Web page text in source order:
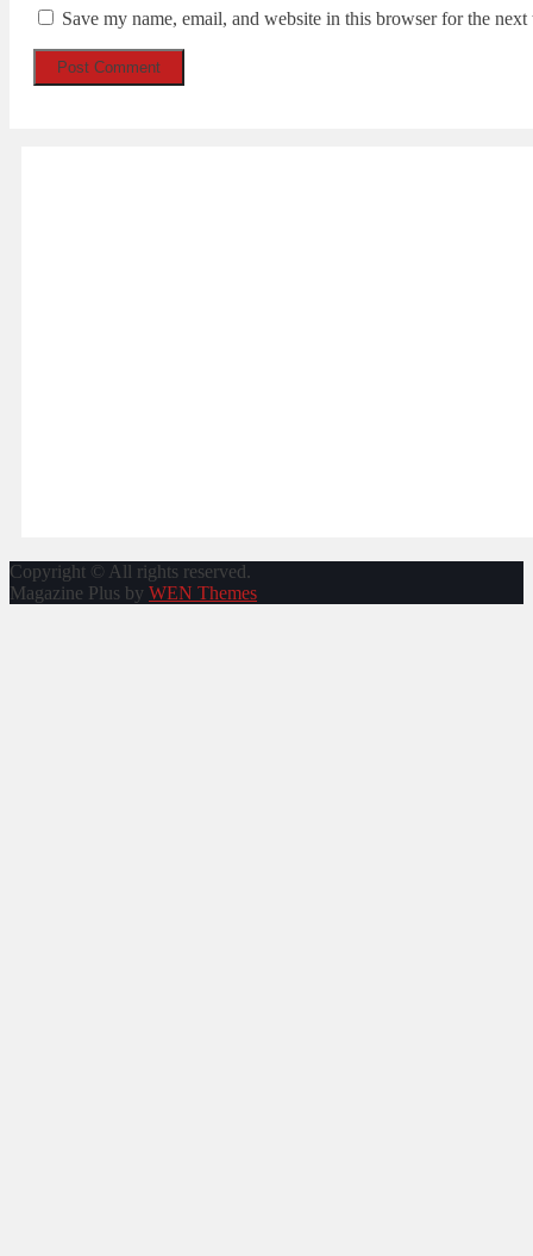
Save my name, email, and website in this browser for the
Copyright © All rights reserved.
Magazine Plus by WEN Themes